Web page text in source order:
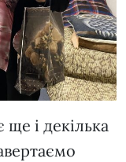
ще і декілька